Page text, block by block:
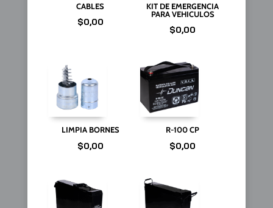
CABLES
$0,00
KIT DE EMERGENCIA
PARA VEHICULOS
$0,00
LIMPIA BORNES
$0,00
R-100 CP
$0,00